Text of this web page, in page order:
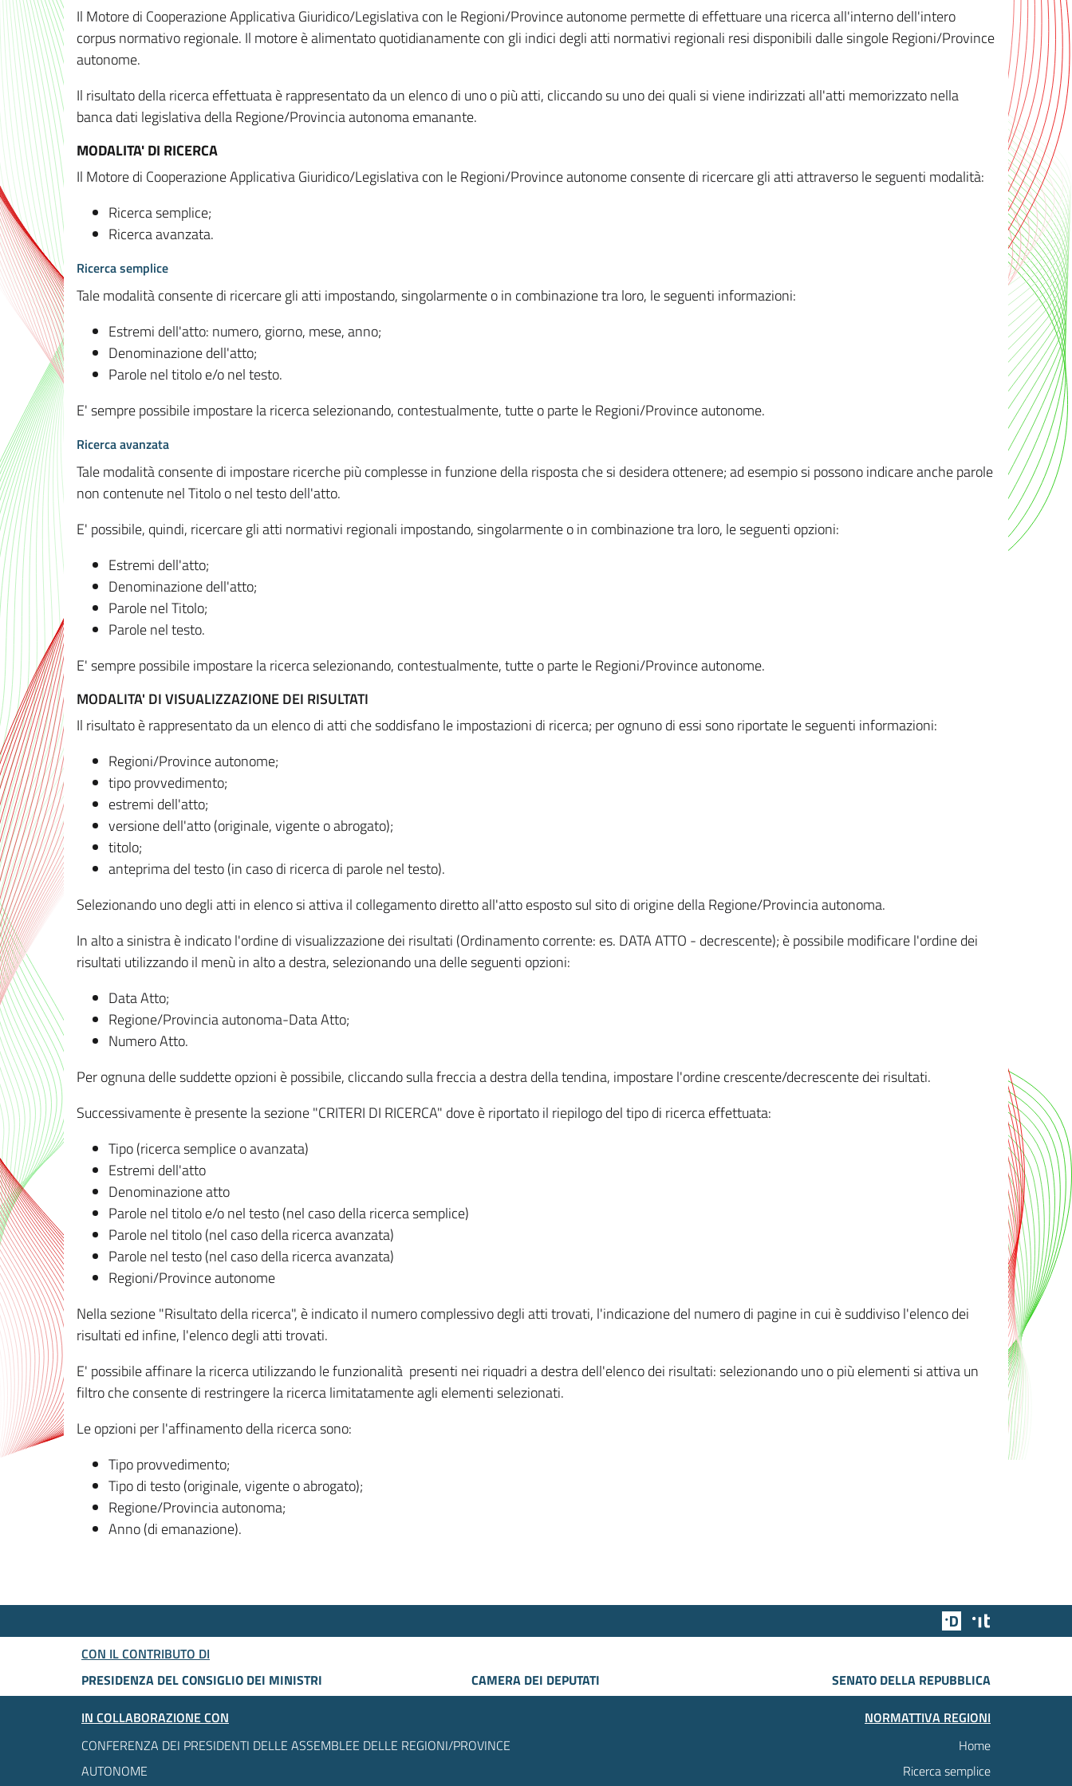
Il Motore di Cooperazione Applicativa Giuridico/Legislativa con le Regioni/Province autonome permette di effettuare una ricerca all'interno dell'intero
corpus normativo regionale. Il motore è alimentato quotidianamente con gli indici degli atti normativi regionali resi disponibili dalle singole Regioni/Province
autonome.
Il risultato della ricerca effettuata è rappresentato da un elenco di uno o più atti, cliccando su uno dei quali si viene indirizzati all'atti memorizzato nella
banca dati legislativa della Regione/Provincia autonoma emanante.
MODALITA' DI RICERCA
Il Motore di Cooperazione Applicativa Giuridico/Legislativa con le Regioni/Province autonome consente di ricercare gli atti attraverso le seguenti modalità:
Ricerca semplice;
Ricerca avanzata.
Ricerca semplice
Tale modalità consente di ricercare gli atti impostando, singolarmente o in combinazione tra loro, le seguenti informazioni:
Estremi dell'atto: numero, giorno, mese, anno;
Denominazione dell'atto;
Parole nel titolo e/o nel testo.
E' sempre possibile impostare la ricerca selezionando, contestualmente, tutte o parte le Regioni/Province autonome.
Ricerca avanzata
Tale modalità consente di impostare ricerche più complesse in funzione della risposta che si desidera ottenere; ad esempio si possono indicare anche parole
non contenute nel Titolo o nel testo dell'atto.
E' possibile, quindi, ricercare gli atti normativi regionali impostando, singolarmente o in combinazione tra loro, le seguenti opzioni:
Estremi dell'atto;
Denominazione dell'atto;
Parole nel Titolo;
Parole nel testo.
E' sempre possibile impostare la ricerca selezionando, contestualmente, tutte o parte le Regioni/Province autonome.
MODALITA' DI VISUALIZZAZIONE DEI RISULTATI
Il risultato è rappresentato da un elenco di atti che soddisfano le impostazioni di ricerca; per ognuno di essi sono riportate le seguenti informazioni:
Regioni/Province autonome;
tipo provvedimento;
estremi dell'atto;
versione dell'atto (originale, vigente o abrogato);
titolo;
anteprima del testo (in caso di ricerca di parole nel testo).
Selezionando uno degli atti in elenco si attiva il collegamento diretto all'atto esposto sul sito di origine della Regione/Provincia autonoma.
In alto a sinistra è indicato l'ordine di visualizzazione dei risultati (Ordinamento corrente: es. DATA ATTO - decrescente); è possibile modificare l'ordine dei
risultati utilizzando il menù in alto a destra, selezionando una delle seguenti opzioni:
Data Atto;
Regione/Provincia autonoma-Data Atto;
Numero Atto.
Per ognuna delle suddette opzioni è possibile, cliccando sulla freccia a destra della tendina, impostare l'ordine crescente/decrescente dei risultati.
Successivamente è presente la sezione "CRITERI DI RICERCA" dove è riportato il riepilogo del tipo di ricerca effettuata:
Tipo (ricerca semplice o avanzata)
Estremi dell'atto
Denominazione atto
Parole nel titolo e/o nel testo (nel caso della ricerca semplice)
Parole nel titolo (nel caso della ricerca avanzata)
Parole nel testo (nel caso della ricerca avanzata)
Regioni/Province autonome
Nella sezione "Risultato della ricerca", è indicato il numero complessivo degli atti trovati, l'indicazione del numero di pagine in cui è suddiviso l'elenco dei
risultati ed infine, l'elenco degli atti trovati.
E' possibile affinare la ricerca utilizzando le funzionalità presenti nei riquadri a destra dell'elenco dei risultati: selezionando uno o più elementi si attiva un
filtro che consente di restringere la ricerca limitatamente agli elementi selezionati.
Le opzioni per l'affinamento della ricerca sono:
Tipo provvedimento;
Tipo di testo (originale, vigente o abrogato);
Regione/Provincia autonoma;
Anno (di emanazione).
Team Digitale
CON IL CONTRIBUTO DI
PRESIDENZA DEL CONSIGLIO DEI MINISTRI
CAMERA DEI DEPUTATI
SENATO DELLA REPUBBLICA
IN COLLABORAZIONE CON
CONFERENZA DEI PRESIDENTI DELLE ASSEMBLEE DELLE REGIONI/PROVINCE
AUTONOME
NORMATTIVA REGIONI
Home
Ricerca semplice